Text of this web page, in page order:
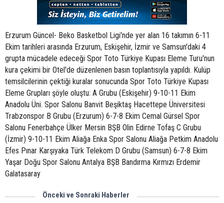
Erzurum Güncel- Beko Basketbol Ligi'nde yer alan 16 takımın 6-11
Ekim tarihleri arasında Erzurum, Eskişehir, İzmir ve Samsun'daki 4
grupta mücadele edeceği Spor Toto Türkiye Kupası Eleme Turu'nun
kura çekimi bir Otel'de düzenlenen basın toplantısıyla yapıldı. Kulüp
temsilcilerinin çektiği kuralar sonucunda Spor Toto Türkiye Kupası
Eleme Grupları şöyle oluştu: A Grubu (Eskişehir) 9-10-11 Ekim
Anadolu Üni. Spor Salonu Banvit Beşiktaş Hacettepe Üniversitesi
Trabzonspor B Grubu (Erzurum) 6-7-8 Ekim Cemal Gürsel Spor
Salonu Fenerbahçe Ülker Mersin BŞB Olin Edirne Tofaş C Grubu
(İzmir) 9-10-11 Ekim Aliağa Enka Spor Salonu Aliağa Petkim Anadolu
Efes Pınar Karşıyaka Türk Telekom D Grubu (Samsun) 6-7-8 Ekim
Yaşar Doğu Spor Salonu Antalya BŞB Bandırma Kırmızı Erdemir
Galatasaray
Önceki ve Sonraki Haberler